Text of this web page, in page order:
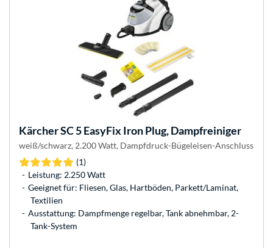
KärcherSC 5 EasyFix Iron Plug, Dampfreiniger
weiß/schwarz, 2.200 Watt, Dampfdruck-Bügeleisen-Anschluss
(1)
Leistung: 2.250 Watt
Geeignet für: Fliesen, Glas, Hartböden, Parkett/Laminat,
Textilien
Ausstattung: Dampfmenge regelbar, Tank abnehmbar, 2-
Tank-System